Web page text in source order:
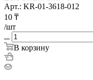
Арт.: KR-01-3618-012
10 ₸
/шт
В корзину